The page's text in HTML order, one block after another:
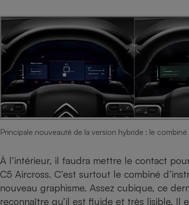
Principale nouveauté de la version hybride : le
À l’intérieur, il faudra mettre le contact
C5 Aircross. C’est surtout le combiné
nouveau graphisme. Assez cubique, ce
reconnaître qu’il est fluide et très lisible. Il
Plaque de
Téléphone